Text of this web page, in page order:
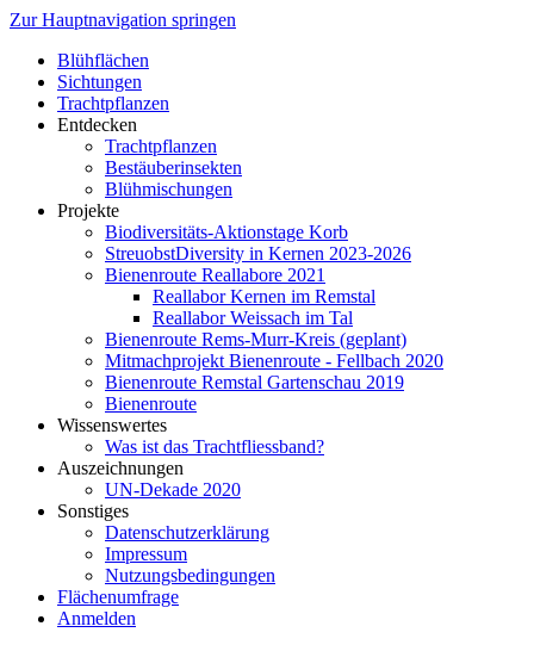
Zur Hauptnavigation springen
Blühflächen
Sichtungen
Trachtpflanzen
Entdecken
Trachtpflanzen
Bestäuberinsekten
Blühmischungen
Projekte
Biodiversitäts-Aktionstage Korb
StreuobstDiversity in Kernen 2023-2026
Bienenroute Reallabore 2021
Reallabor Kernen im Remstal
Reallabor Weissach im Tal
Bienenroute Rems-Murr-Kreis (geplant)
Mitmachprojekt Bienenroute - Fellbach 2020
Bienenroute Remstal Gartenschau 2019
Bienenroute
Wissenswertes
Was ist das Trachtfliessband?
Auszeichnungen
UN-Dekade 2020
Sonstiges
Datenschutzerklärung
Impressum
Nutzungsbedingungen
Flächenumfrage
Anmelden